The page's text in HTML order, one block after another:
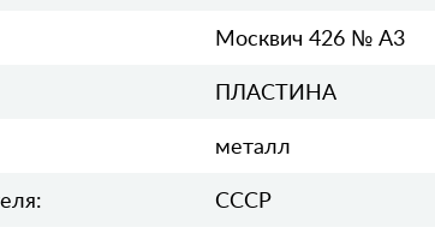
Москвич 426 № А3
ПЛАСТИНА
металл
СССР